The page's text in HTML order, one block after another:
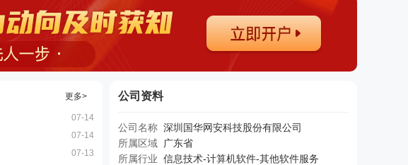
更多>
07-14
07-14
07-13
公司资料
公司名称 深圳国华网安科技股份有限公司
所属区域
广东省
所属行业 信息技术-计算机软件-其他软件服务